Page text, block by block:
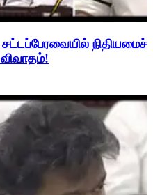
சட்டப்பேரவையில்